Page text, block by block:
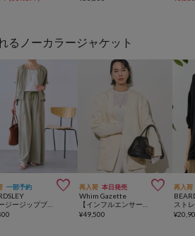
るノーカラージャケット
一部予約  再入荷 本日発売 
Whim Gazette
¥49,500
再入荷
¥